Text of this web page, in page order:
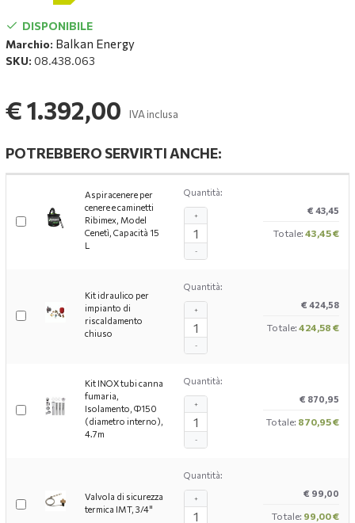
DISPONIBILE
Marchio: Balkan Energy
SKU: 08.438.063
€ 1.392,00 IVA inclusa
POTREBBERO SERVIRTI ANCHE:
Aspiracenere per
cenere e caminetti
Ribimex, Model
Cenetì, Capacità 15
L
Quantità:
-
+ € 43,45
Totale: 43,45 €
Kit idraulico per
impianto di
riscaldamento
chiuso
Quantità:
-
+ € 424,58
Totale: 424,58 €
Kit INOX tubi canna
fumaria,
Isolamento, Ф150
(diametro interno),
4.7m
Quantità:
-
+ € 870,95
Totale: 870,95 €
Valvola di sicurezza
termica IMT, 3/4"
Quantità:
+ € 99,00
Totale: 99,00 €